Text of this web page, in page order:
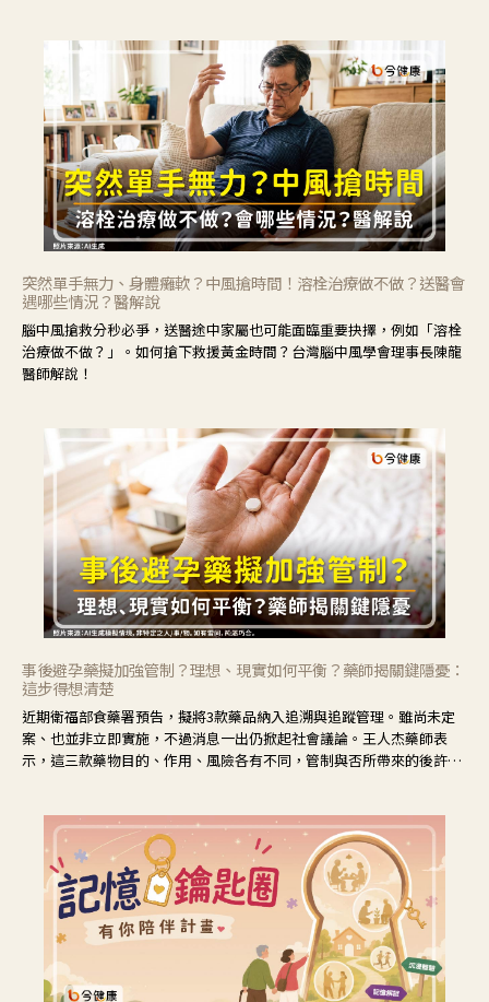
突然單手無力、身體癱軟？中風搶時間！溶栓治療做不做？送醫會
遇哪些情況？醫解說
腦中風搶救分秒必爭，送醫途中家屬也可能面臨重要抉擇，例如「溶栓
治療做不做？」。如何搶下救援黃金時間？台灣腦中風學會理事長陳龍
醫師解說！
事後避孕藥擬加強管制？理想、現實如何平衡？藥師揭關鍵隱憂：
這步得想清楚
近期衛福部食藥署預告，擬將3款藥品納入追溯與追蹤管理。雖尚未定
案、也並非立即實施，不過消息一出仍掀起社會議論。王人杰藥師表
示，這三款藥物目的、作用、風險各有不同，管制與否所帶來的後許影